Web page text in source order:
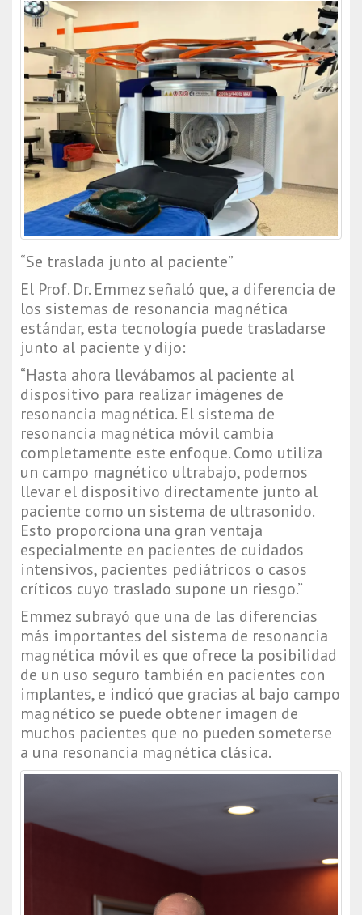
“Se traslada junto al paciente”
El Prof. Dr. Emmez señaló que, a diferencia de
los sistemas de resonancia magnética
estándar, esta tecnología puede trasladarse
junto al paciente y dijo:
“Hasta ahora llevábamos al paciente al
dispositivo para realizar imágenes de
resonancia magnética. El sistema de
resonancia magnética móvil cambia
completamente este enfoque. Como utiliza
un campo magnético ultrabajo, podemos
llevar el dispositivo directamente junto al
paciente como un sistema de ultrasonido.
Esto proporciona una gran ventaja
especialmente en pacientes de cuidados
intensivos, pacientes pediátricos o casos
críticos cuyo traslado supone un riesgo.”
Emmez subrayó que una de las diferencias
más importantes del sistema de resonancia
magnética móvil es que ofrece la posibilidad
de un uso seguro también en pacientes con
implantes, e indicó que gracias al bajo campo
magnético se puede obtener imagen de
muchos pacientes que no pueden someterse
a una resonancia magnética clásica.